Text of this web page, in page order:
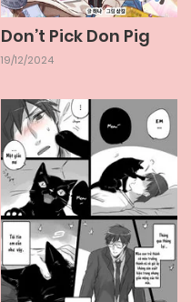
Don’t Pick Don Pig
19/12/2024